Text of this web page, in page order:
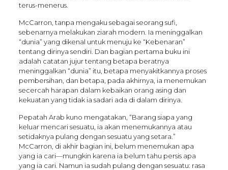
terus-menerus.
McCarron, tanpa mengaku sebagai seorang sufi,
sebenarnya melakukan ziarah modern. Ia meninggalkan
“dunia” yang dikenal untuk menuju ke “Kebenaran”
tentang dirinya sendiri. Dan bagian pertama buku ini
adalah catatan jujur tentang betapa beratnya
meninggalkan “dunia” itu, betapa menyakitkannya proses
pembersihan, dan betapa, pada akhirnya, ia menemukan
secercah harapan dalam kebaikan orang asing dan
kekuatan yang tidak ia sadari ada di dalam dirinya.
Pepatah Arab kuno mengatakan, “Barang siapa yang
keluar mencari sesuatu, ia akan menemukannya atau
setidaknya pulang dengan sesuatu yang setara.”
McCarron, di akhir bagian ini, belum menemukan apa
yang ia cari—mungkin karena ia belum tahu persis apa
yang ia cari. Namun ia sudah pulang dengan sesuatu: rasa